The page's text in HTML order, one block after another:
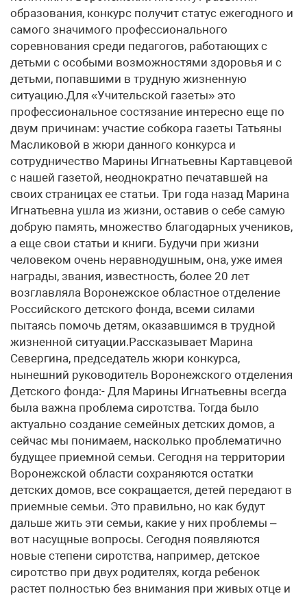
образования, конкурс получит статус ежегодного и
самого значимого профессионального
соревнования среди педагогов, работающих с
детьми с особыми возможностями здоровья и с
детьми, попавшими в трудную жизненную
ситуацию.Для «Учительской газеты» это
профессиональное состязание интересно еще по
двум причинам: участие собкора газеты Татьяны
Масликовой в жюри данного конкурса и
сотрудничество Марины Игнатьевны Картавцевой
с нашей газетой, неоднократно печатавшей на
своих страницах ее статьи. Три года назад Марина
Игнатьевна ушла из жизни, оставив о себе самую
добрую память, множество благодарных учеников,
а еще свои статьи и книги. Будучи при жизни
человеком очень неравнодушным, она, уже имея
награды, звания, известность, более 20 лет
возглавляла Воронежское областное отделение
Российского детского фонда, всеми силами
пытаясь помочь детям, оказавшимся в трудной
жизненной ситуации.Рассказывает Марина
Севергина, председатель жюри конкурса,
нынешний руководитель Воронежского отделения
Детского фонда:- Для Марины Игнатьевны всегда
была важна проблема сиротства. Тогда было
актуально создание семейных детских домов, а
сейчас мы понимаем, насколько проблематично
будущее приемной семьи. Сегодня на территории
Воронежской области сохраняются остатки
детских домов, все сокращается, детей передают в
приемные семьи. Это правильно, но как будут
дальше жить эти семьи, какие у них проблемы –
вот насущные вопросы. Сегодня появляются
новые степени сиротства, например, детское
сиротство при двух родителях, когда ребенок
растет полностью без внимания при живых отце и